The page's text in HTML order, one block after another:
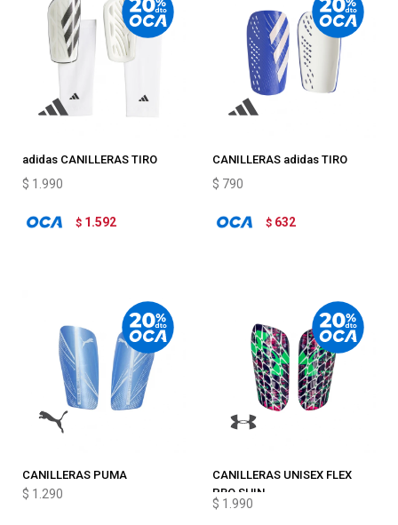
adidas CANILLERAS TIRO
LEAGUE
$ 1.990
$ 1.592
CANILLERAS adidas TIRO
CLUB
$ 790
$ 632
CANILLERAS PUMA
ATTACANTO
$ 1.290
CANILLERAS UNISEX FLEX
PRO SHIN
$ 1.990